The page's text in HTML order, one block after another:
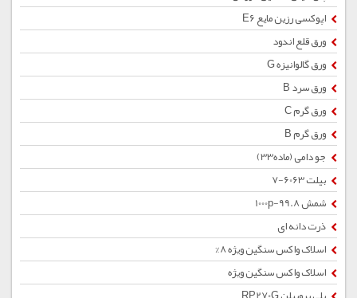
اپوکسی رزین مایع E6
ورق قلع اندود
ورق گالوانیزه G
ورق سرد B
ورق گرم C
ورق گرم B
جو دامی (ماده33)
بیلت 6063-7
شمش 1000p-99.8
ذرت دانه ای
اسلاک واکس سنگین ویژه 8%
اسلاک واکس سنگین ویژه